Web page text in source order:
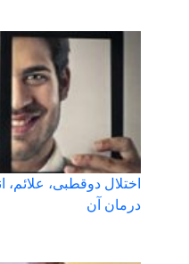
اختلال دوقطبی،
درمان آن